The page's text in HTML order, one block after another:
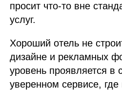
просит что-то вне
услуг.
Хороший отель не
дизайне и рекламных
уровень проявляется в
уверенном сервисе, где